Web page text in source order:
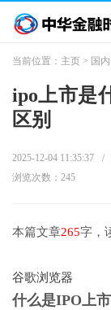
当前位置： 主页 > 国
ipo上市是
区别
2025-12-04 11:35:37 /
浏览次数： 245
本篇文章265字，
谷歌浏览器
什么是IPO上市